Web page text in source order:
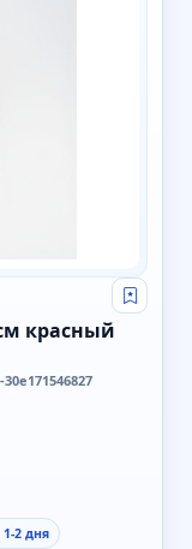
Свой
красный
2 дня